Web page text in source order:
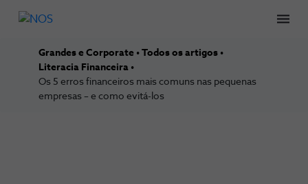
Grandes e Corporate
Todos os artigos
Literacia Financeira
Os 5 erros financeiros mais comuns nas pequenas
empresas – e como evitá-los